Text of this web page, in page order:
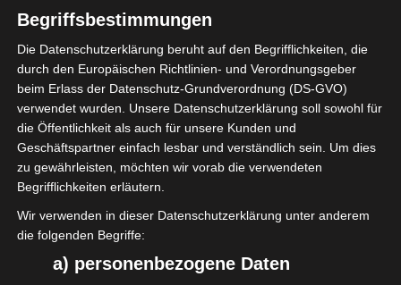
Nach einem Gespräch des
#ForumVeranstaltungswirtschaft mit dem
für die Abrechnung der Corona-Hilfen
zuständigen Referat VII des
Bundesministeriums für Wirtschaft und
Klimaschutz (BMWK), gibt es aktuelle Zahlen
zum Stand der Hilfen.
Eingereichte Schluss- und
Endabrechnungen: ca. 472.939 von 2,3
Millionen Anträgen insgesamt.
Begriffsbestimmungen
Die Datenschutzerklärung beruht auf den Begrifflichkeiten, die
durch den Europäischen Richtlinien- und Verordnungsgeber
beim Erlass der Datenschutz-Grundverordnung (DS-GVO)
verwendet wurden. Unsere Datenschutzerklärung soll sowohl für
die Öffentlichkeit als auch für unsere Kunden und
Geschäftspartner einfach lesbar und verständlich sein. Um dies
zu gewährleisten, möchten wir vorab die verwendeten
Begrifflichkeiten erläutern.
Wir verwenden in dieser Datenschutzerklärung unter anderem
die folgenden Begriffe:
a) personenbezogene Daten